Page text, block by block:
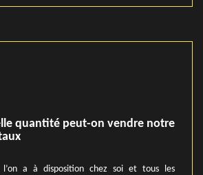
quantité peut-on vendre notre
a à disposition chez soi et tous les